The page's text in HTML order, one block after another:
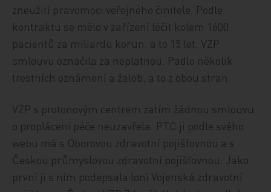
zneužití pravomoci veřejného činitele. Podle
kontraktu se mělo v zařízení léčit kolem 1600
pacientů za miliardu korun, a to 15 let. VZP
smlouvu označila za neplatnou. Padlo několik
trestních oznámení a žalob, a to z obou stran.
VZP s protonovým centrem zatím žádnou smlouvu
o proplácení péče neuzavřela. PTC ji podle svého
webu má s Oborovou zdravotní pojišťovnou a s
Českou průmyslovou zdravotní pojišťovnou. Jako
první ji s ním podepsala loni Vojenská zdravotní